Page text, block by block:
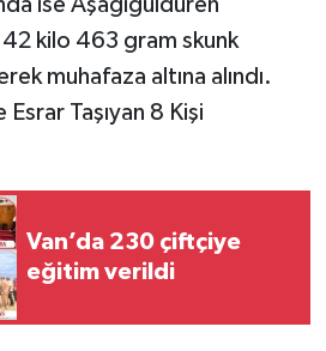
42 kilo 463 gram skunk
muhafaza altına alındı.
Van’da 230 çiftçiye
eğitim verildi